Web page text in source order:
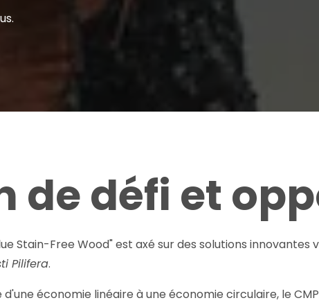
de défi et
Stain-Free Wood" est axé sur des solutions
Pilifera.
économie linéaire à une économie circulaire, le